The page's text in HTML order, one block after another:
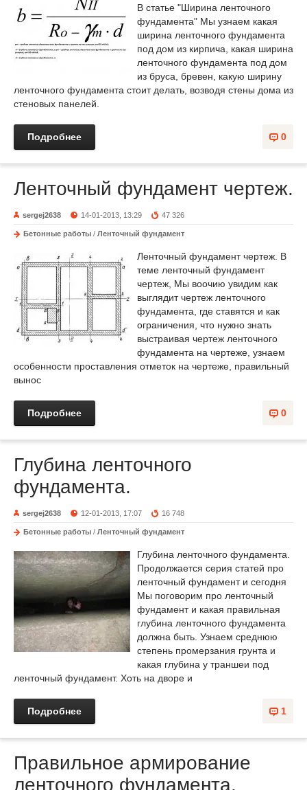
В статье "Ширина ленточного
фундамента" Мы узнаем какая
ширина ленточного фундамента
под дом из кирпича, какая ширина
ленточного фундамента под дом
из бруса, бревен, какую ширину
ленточного фундамента стоит делать, возводя стены дома из
стеновых панелей.
0
Подробнее
Ленточный фундамент чертеж.
sergej2638 14-01-2013, 13:29 47 326
Бетонные работы / Ленточный фундамент
Ленточный фундамент чертеж. В
теме ленточный фундамент
чертеж, Мы воочию увидим как
выглядит чертеж ленточного
фундамента, где ставятся и как
ограничения, что нужно знать
выстраивая чертеж ленточного
фундамента на чертеже, узнаем
особенности проставления отметок на чертеже, правильный
вынос
0
Подробнее
Глубина ленточного
фундамента.
sergej2638 12-01-2013, 17:07 16 748
Бетонные работы / Ленточный фундамент
Глубина ленточного фундамента.
Продолжается серия статей про
ленточный фундамент и сегодня
Мы поговорим про ленточный
фундамент и какая правильная
глубина ленточного фундамента
должна быть. Узнаем среднюю
степень промерзания грунта и
какая глубина у траншеи под
ленточный фундамент. Хоть на дворе и
1
Подробнее
Правильное армирование
ленточного фундамента.